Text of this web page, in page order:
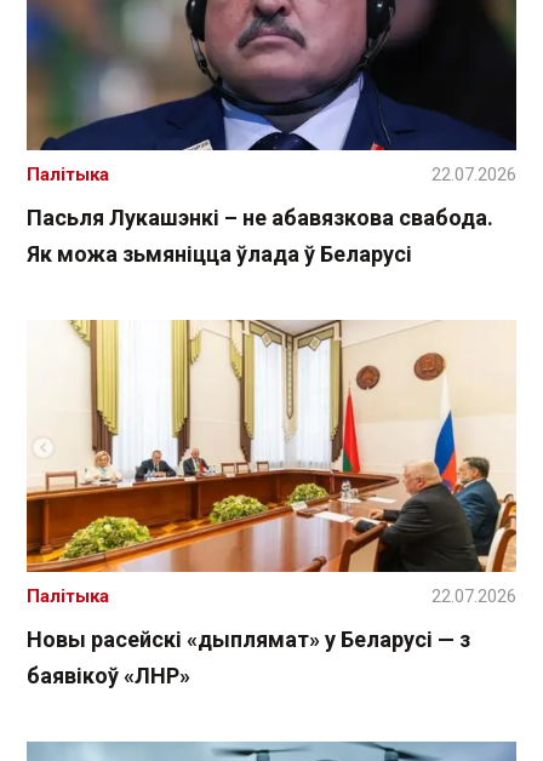
Пасьля Лукашэнкі – не абавязкова свабода.
Як можа зьмяніцца ўлада ў Беларусі
Палітыка 22.07.2026
Новы расейскі «дыплямат» у Беларусі — з
баявікоў «ЛНР»
Палітыка 22.07.2026